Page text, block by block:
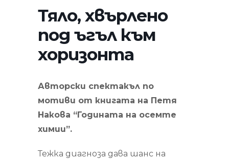
Тяло, хвърлено
под ъгъл към
хоризонта
Авторски спектакъл по
мотиви от книгата на Петя
Накова “Годината на осемте
химии”.
Тежка диагноза дава шанс на